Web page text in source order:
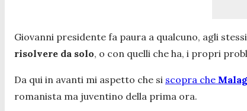
Giovanni presidente fa paura a qualcuno, agli
risolvere da solo, o con quelli che ha, i propri
Da qui in avanti mi aspetto che si scopra che
romanista ma juventino della prima ora.